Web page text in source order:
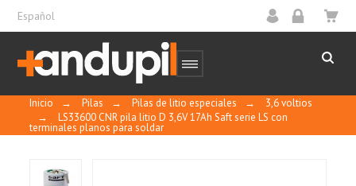
Español
Inicio → Pilas → Pilas de litio especiales →
3,6 voltios
→
LS33600 CNR pila litio D 3,6V 17Ah Saft serie LS con
terminales planos para soldar